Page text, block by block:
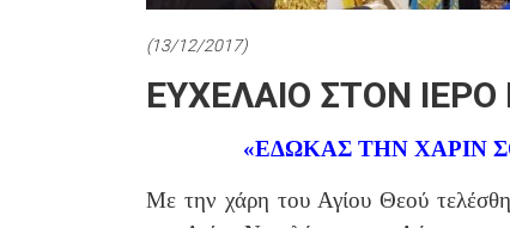
(13/12/2017)
ΕΥΧΕΛΑΙΟ ΣΤΟΝ
«ΕΔΩΚΑΣ ΤΗΝ ΧΑΡΙΝ
Με την χάρη του Αγίου Θεού